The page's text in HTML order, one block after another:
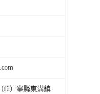
fù）寧縣東溝鎮